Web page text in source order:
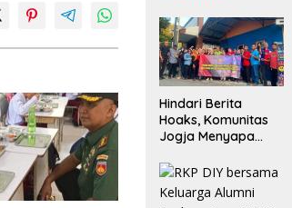
Hindari Berita
Hoaks, Komunitas
Jogja Menyapa
Lebih Cerdas
Bermedia Sosial